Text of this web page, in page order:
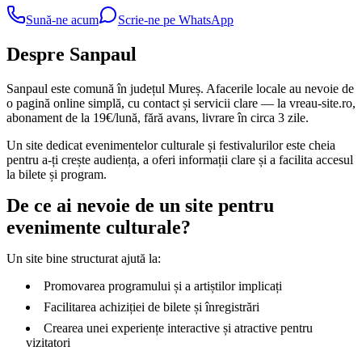
Sună-ne acum Scrie-ne pe WhatsApp
Despre Sanpaul
Sanpaul este comună în județul Mureș. Afacerile locale au nevoie de
o pagină online simplă, cu contact și servicii clare — la vreau-site.ro,
abonament de la 19€/lună, fără avans, livrare în circa 3 zile.
Un site dedicat evenimentelor culturale și festivalurilor este cheia
pentru a-ți crește audiența, a oferi informații clare și a facilita accesul
la bilete și program.
De ce ai nevoie de un site pentru
evenimente culturale?
Un site bine structurat ajută la:
Promovarea programului și a artiștilor implicați
Facilitarea achiziției de bilete și înregistrări
Crearea unei experiențe interactive și atractive pentru
vizitatori